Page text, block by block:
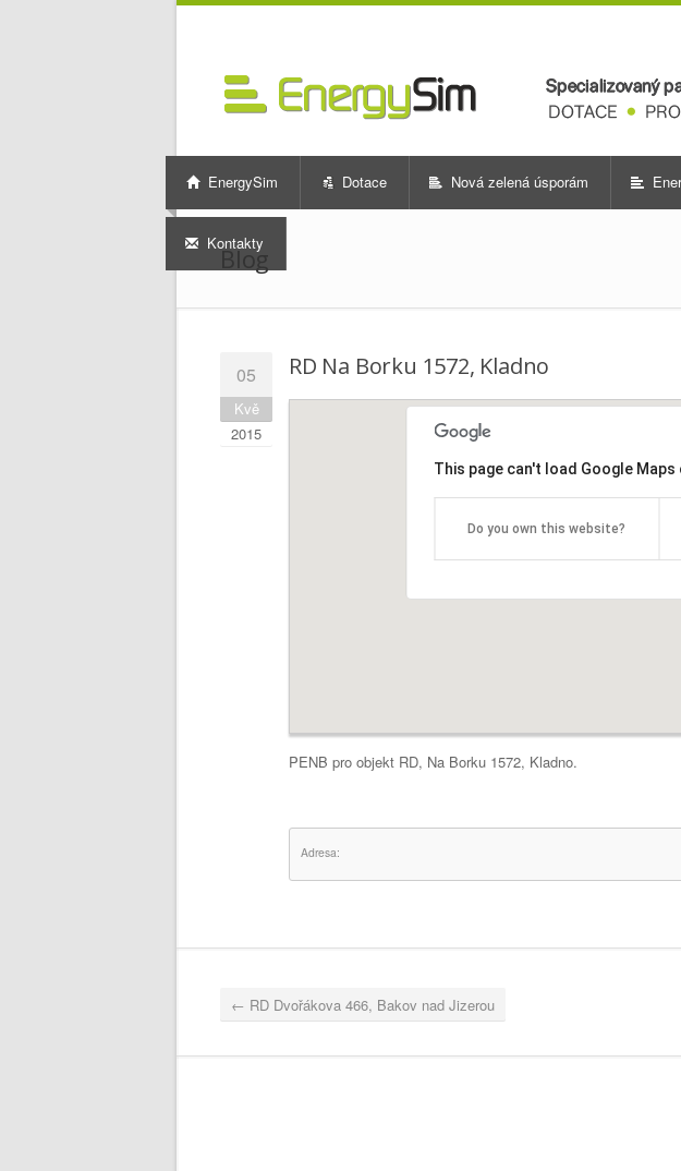
EnergySim Dotace Nová zelená úsporám
Kontakty
Blog
05
Kvě
2015
RD Na Borku 1572, Kladno
This page can't load Google
Do you own this website?
PENB pro objekt RD, Na Borku 1572, Kladno.
Adresa:
← RD Dvořákova 466, Bakov nad Jizerou